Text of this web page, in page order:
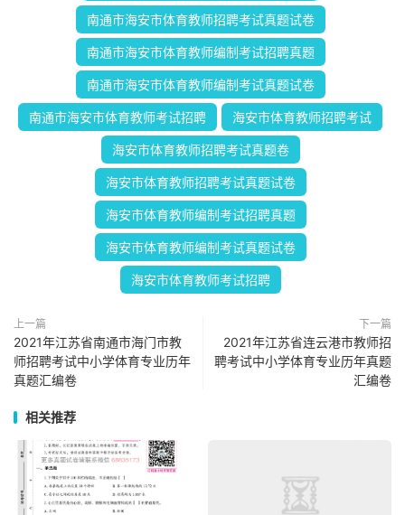
南通市海安市体育教师招聘考试真题试卷
南通市海安市体育教师编制考试招聘真题
南通市海安市体育教师编制考试真题试卷
南通市海安市体育教师考试招聘 海安市体育教师招聘考试
海安市体育教师招聘考试真题卷
海安市体育教师招聘考试真题试卷
海安市体育教师编制考试招聘真题
海安市体育教师编制考试真题试卷
海安市体育教师考试招聘
上一篇
2021年江苏省南通市海门市教
师招聘考试中小学体育专业历年
真题汇编卷
下一篇
2021年江苏省连云港市教师招
聘考试中小学体育专业历年真题
汇编卷
相关推荐